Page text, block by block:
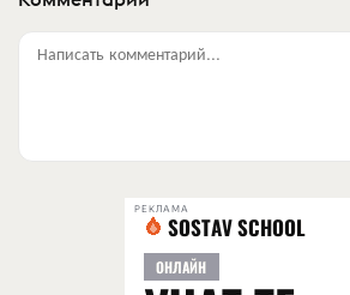
Написать комментарий...
РЕКЛАМА